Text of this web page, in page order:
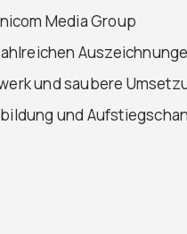
Media Group
und saubere
und